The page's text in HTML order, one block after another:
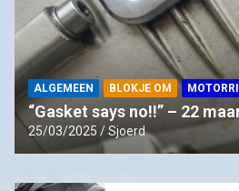
ALGEMEEN BLOKJE OM
“Gasket says no!!” – 22
25/03/2025 Sjoerd